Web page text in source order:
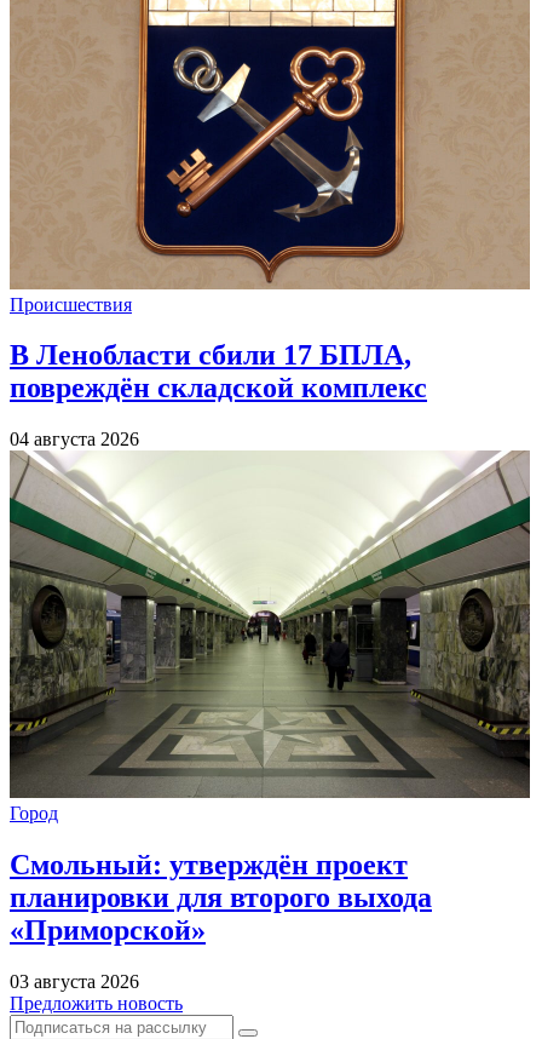
Происшествия
В Ленобласти сбили 17 БПЛА,
повреждён складской комплекс
04 августа 2026
Город
Смольный: утверждён проект
планировки для второго выхода
«Приморской»
03 августа 2026
Предложить новость